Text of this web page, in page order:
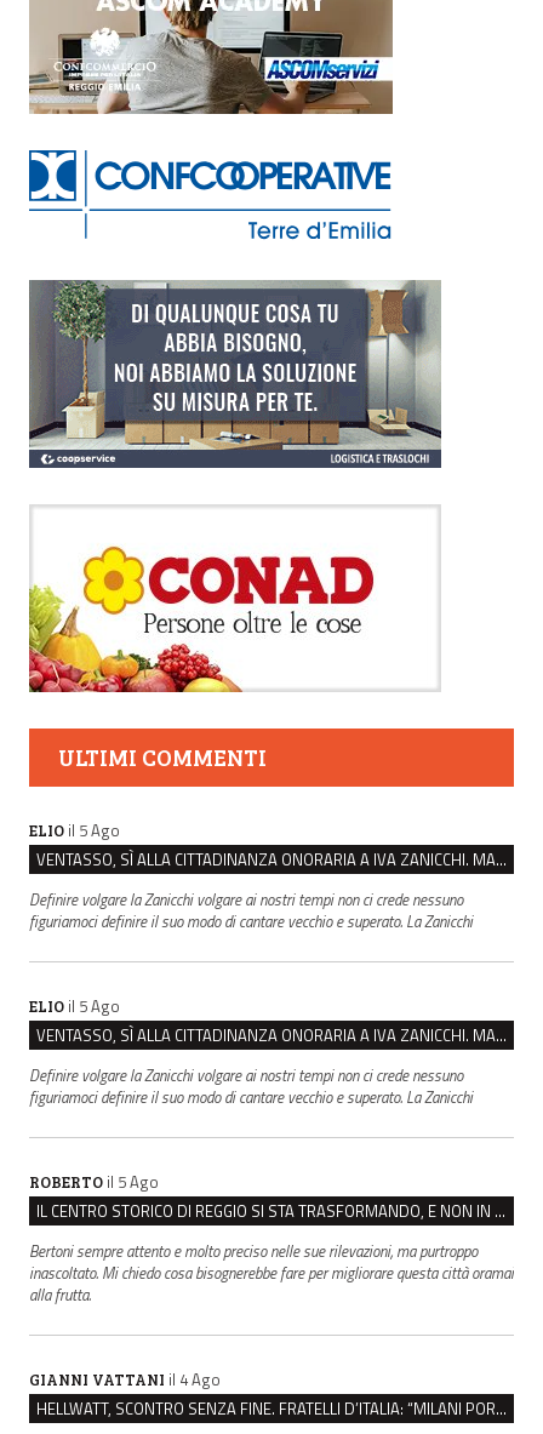
ULTIMI COMMENTI
ELIO il 5 Ago
VENTASSO, SÌ ALLA CITTADINANZA ONORARIA A IVA ZANICCHI. MA BARGIACCHI: “È DI PESSIMO GUSTO”
Definire volgare la Zanicchi volgare ai nostri tempi non ci crede nessuno
figuriamoci definire il suo modo di cantare vecchio e superato. La Zanicchi
ELIO il 5 Ago
VENTASSO, SÌ ALLA CITTADINANZA ONORARIA A IVA ZANICCHI. MA BARGIACCHI: “È DI PESSIMO GUSTO”
Definire volgare la Zanicchi volgare ai nostri tempi non ci crede nessuno
figuriamoci definire il suo modo di cantare vecchio e superato. La Zanicchi
ROBERTO il 5 Ago
IL CENTRO STORICO DI REGGIO SI STA TRASFORMANDO, E NON IN MEGLIO
Bertoni sempre attento e molto preciso nelle sue rilevazioni, ma purtroppo
inascoltato. Mi chiedo cosa bisognerebbe fare per migliorare questa città oramai
alla frutta.
GIANNI VATTANI il 4 Ago
HELLWATT, SCONTRO SENZA FINE. FRATELLI D’ITALIA: “MILANI PORTA DOCUMENTI, DE FRANCO INSULTI”